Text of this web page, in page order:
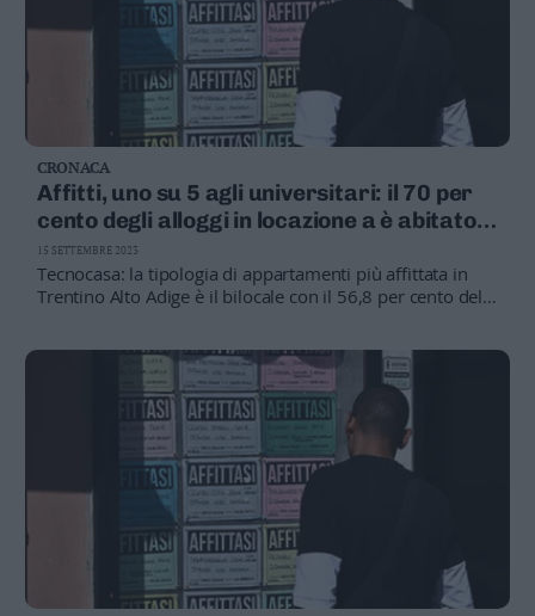
CRONACA
Affitti, uno su 5 agli universitari: il 70 per
cento degli alloggi in locazione a è abitato
da single
Tecnocasa: la tipologia di appartamenti più affittata in
Trentino Alto Adige è il bilocale con il 56,8 per cento delle
cento dei casi. I quadrilocali in affitto sono poi una rarità:
solo il 2,7 per cento
15 SETTEMBRE 2023